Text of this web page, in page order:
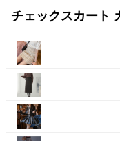
チェックスカート